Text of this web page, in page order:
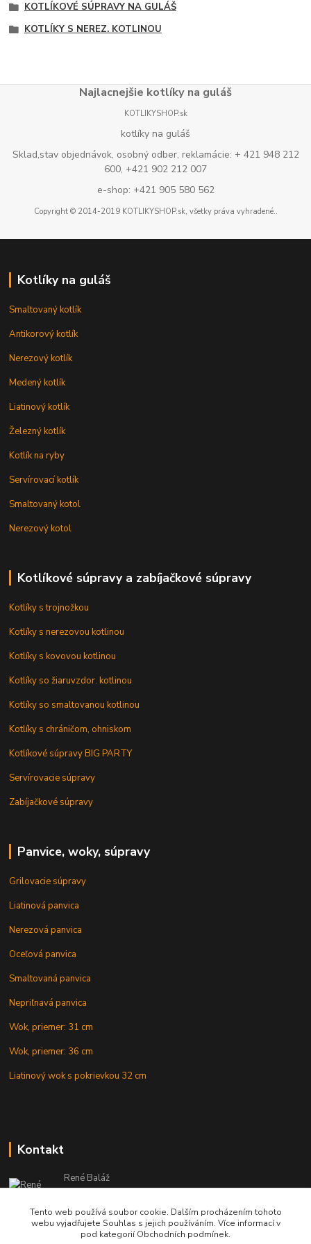
KOTLÍKOVÉ SÚPRAVY NA GULÁŠ
KOTLÍKY S NEREZ. KOTLINOU
Najlacnejšie kotlíky na guláš
KOTLIKYSHOP.sk
kotlíky na guláš
Sklad,stav objednávok, osobný odber, reklamácie: + 421 948 212
600, +421 902 212 007
e-shop: +421 905 580 562
Copyright © 2014-2019 KOTLIKYSHOP.sk, všetky práva vyhradené..
Kotlíky na guláš
Smaltovaný kotlík
Antikorový kotlík
Nerezový kotlík
Medený kotlík
Liatinový kotlík
Železný kotlík
Kotlík na ryby
Servírovací kotlík
Smaltovaný kotol
Nerezový kotol
Kotlíkové súpravy a zabíjačkové súpravy
Kotlíky s trojnožkou
Kotlíky s nerezovou kotlinou
Kotlíky s kovovou kotlinou
Kotlíky so žiaruvzdor. kotlinou
Kotlíky so smaltovanou kotlinou
Kotlíky s chráničom, ohniskom
Kotlíkové súpravy BIG PARTY
Servírovacie súpravy
Zabíjačkové súpravy
Panvice, woky, súpravy
Grilovacie súpravy
Liatinová panvica
Nerezová panvica
Oceľová panvica
Smaltovaná panvica
Nepriľnavá panvica
Wok, priemer: 31 cm
Wok, priemer: 36 cm
Liatinový wok s pokrievkou 32 cm
Kontakt
René Baláž
Eshop: +421 902 212 007
od 8:00 - do 16:00 hod
info@kotlikyshop.sk
Tento web používá soubor cookie. Dalším procházením tohoto
webu vyjadřujete Souhlas s jejich používáním. Více informací v
pod kategorií Obchodních podmínek.